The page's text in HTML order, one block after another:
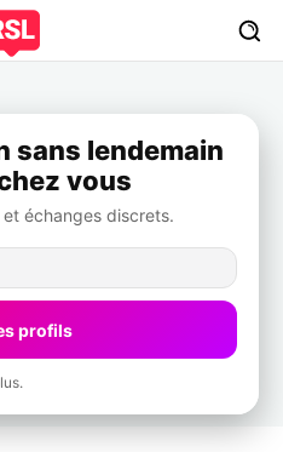
sans lendemain
vous
échanges discrets.
profils